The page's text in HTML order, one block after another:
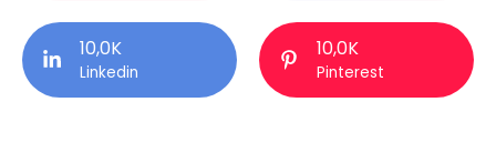
10,0K
Linkedin
10,0K
Pinterest